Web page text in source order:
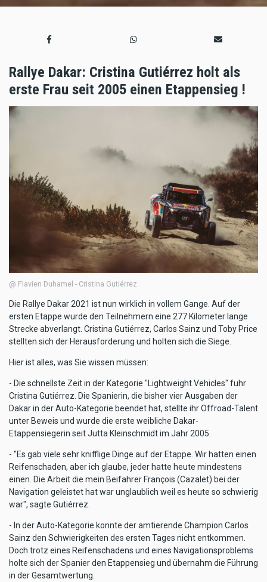
Rallye Dakar: Cristina Gutiérrez holt als
erste Frau seit 2005 einen Etappensieg !
@ Flavien Duhamel - Cristina Gutiérrez
Die Rallye Dakar 2021 ist nun wirklich in vollem Gange. Auf der
ersten Etappe wurde den Teilnehmern eine 277 Kilometer lange
Strecke abverlangt. Cristina Gutiérrez, Carlos Sainz und Toby Price
stellten sich der Herausforderung und holten sich die Siege.
Hier ist alles, was Sie wissen müssen:
- Die schnellste Zeit in der Kategorie "Lightweight Vehicles" fuhr
Cristina Gutiérrez. Die Spanierin, die bisher vier Ausgaben der
Dakar in der Auto-Kategorie beendet hat, stellte ihr Offroad-Talent
unter Beweis und wurde die erste weibliche Dakar-
Etappensiegerin seit Jutta Kleinschmidt im Jahr 2005.
- "Es gab viele sehr knifflige Dinge auf der Etappe. Wir hatten einen
Reifenschaden, aber ich glaube, jeder hatte heute mindestens
einen. Die Arbeit die mein Beifahrer François (Cazalet) bei der
Navigation geleistet hat war unglaublich weil es heute so schwierig
war", sagte Gutiérrez.
- In der Auto-Kategorie konnte der amtierende Champion Carlos
Sainz den Schwierigkeiten des ersten Tages nicht entkommen.
Doch trotz eines Reifenschadens und eines Navigationsproblems
holte sich der Spanier den Etappensieg und übernahm die Führung
in der Gesamtwertung.